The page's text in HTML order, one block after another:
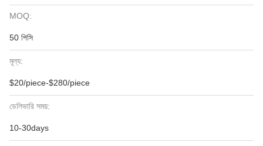
MOQ:
50 পিসি
মূল্য:
$20/piece-$280/piece
ডেলিভারি সময়:
10-30days